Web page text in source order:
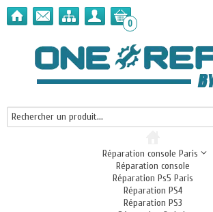
0
Réparation console Paris
Réparation console
Réparation Ps5 Paris
Réparation PS4
Réparation PS3